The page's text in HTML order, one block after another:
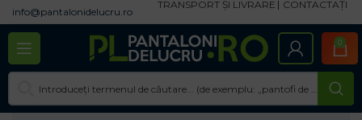
info@pantalonidelucru.ro
TRANSPORT ȘI LIVRARE CONTACTAȚI
0